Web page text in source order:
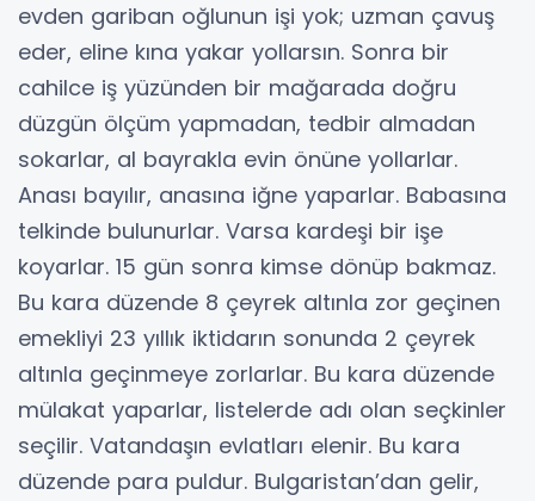
evden gariban oğlunun işi yok; uzman çavuş
eder, eline kına yakar yollarsın. Sonra bir
cahilce iş yüzünden bir mağarada doğru
düzgün ölçüm yapmadan, tedbir almadan
sokarlar, al bayrakla evin önüne yollarlar.
Anası bayılır, anasına iğne yaparlar. Babasına
telkinde bulunurlar. Varsa kardeşi bir işe
koyarlar. 15 gün sonra kimse dönüp bakmaz.
Bu kara düzende 8 çeyrek altınla zor geçinen
emekliyi 23 yıllık iktidarın sonunda 2 çeyrek
altınla geçinmeye zorlarlar. Bu kara düzende
mülakat yaparlar, listelerde adı olan seçkinler
seçilir. Vatandaşın evlatları elenir. Bu kara
düzende para puldur. Bulgaristan’dan gelir,